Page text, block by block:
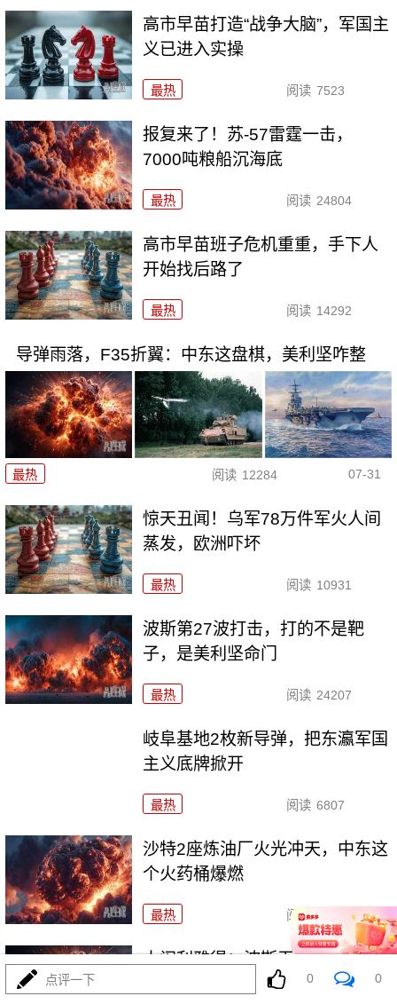
高市早苗打造“战争大脑”，军国主
义已进入实操
最热 阅读 7523
报复来了！苏-57雷霆一击，
7000吨粮船沉海底
最热 阅读 24804
高市早苗班子危机重重，手下人
开始找后路了
最热 阅读 14292
导弹雨落，F35折翼：中东这盘棋，美利坚咋整
最热 阅读 12284 07-31
惊天丑闻！乌军78万件军火人间
蒸发，欧洲吓坏
最热 阅读 10931
波斯第27波打击，打的不是靶
子，是美利坚命门
最热 阅读 24207
岐阜基地2枚新导弹，把东瀛军国
主义底牌掀开
最热 阅读 6807
沙特2座炼油厂火光冲天，中东这
个火药桶爆燃
最热 阅读 6849
大闹利雅得：波斯无人机是如何
点评一下 0 0